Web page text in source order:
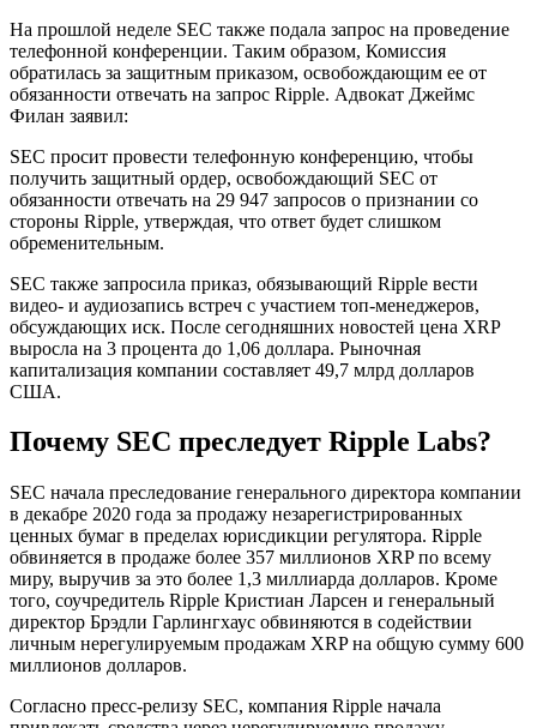
На прошлой неделе SEC также подала запрос на проведение
телефонной конференции. Таким образом, Комиссия
обратилась за защитным приказом, освобождающим ее от
обязанности отвечать на запрос Ripple. Адвокат Джеймс
Филан заявил:
SEC просит провести телефонную конференцию, чтобы
получить защитный ордер, освобождающий SEC от
обязанности отвечать на 29 947 запросов о признании со
стороны Ripple, утверждая, что ответ будет слишком
обременительным.
SEC также запросила приказ, обязывающий Ripple вести
видео- и аудиозапись встреч с участием топ-менеджеров,
обсуждающих иск. После сегодняшних новостей цена XRP
выросла на 3 процента до 1,06 доллара. Рыночная
капитализация компании составляет 49,7 млрд долларов
США.
Почему SEC преследует Ripple Labs?
SEC начала преследование генерального директора компании
в декабре 2020 года за продажу незарегистрированных
ценных бумаг в пределах юрисдикции регулятора. Ripple
обвиняется в продаже более 357 миллионов XRP по всему
миру, выручив за это более 1,3 миллиарда долларов. Кроме
того, соучредитель Ripple Кристиан Ларсен и генеральный
директор Брэдли Гарлингхаус обвиняются в содействии
личным нерегулируемым продажам XRP на общую сумму 600
миллионов долларов.
Согласно пресс-релизу SEC, компания Ripple начала